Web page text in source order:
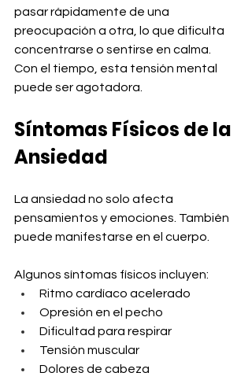
pasar rápidamente de una
preocupación a otra, lo que dificulta
concentrarse o sentirse en calma.
Con el tiempo, esta tensión mental
puede ser agotadora.
Síntomas Físicos de la
Ansiedad
La ansiedad no solo afecta
pensamientos y emociones. También
puede manifestarse en el cuerpo.
Algunos síntomas físicos incluyen:
Ritmo cardíaco acelerado
Opresión en el pecho
Dificultad para respirar
Tensión muscular
Dolores de cabeza